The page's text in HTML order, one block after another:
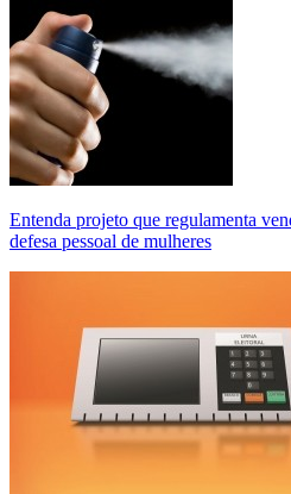
Entenda projeto que regulamenta
defesa pessoal de mulheres